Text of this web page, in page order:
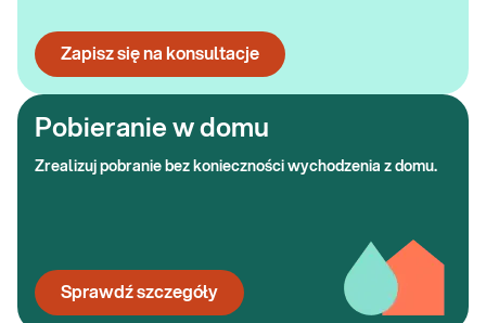
Zapisz się na konsultacje
Pobieranie w domu
Zrealizuj pobranie bez konieczności wychodzenia z domu.
Sprawdź szczegóły